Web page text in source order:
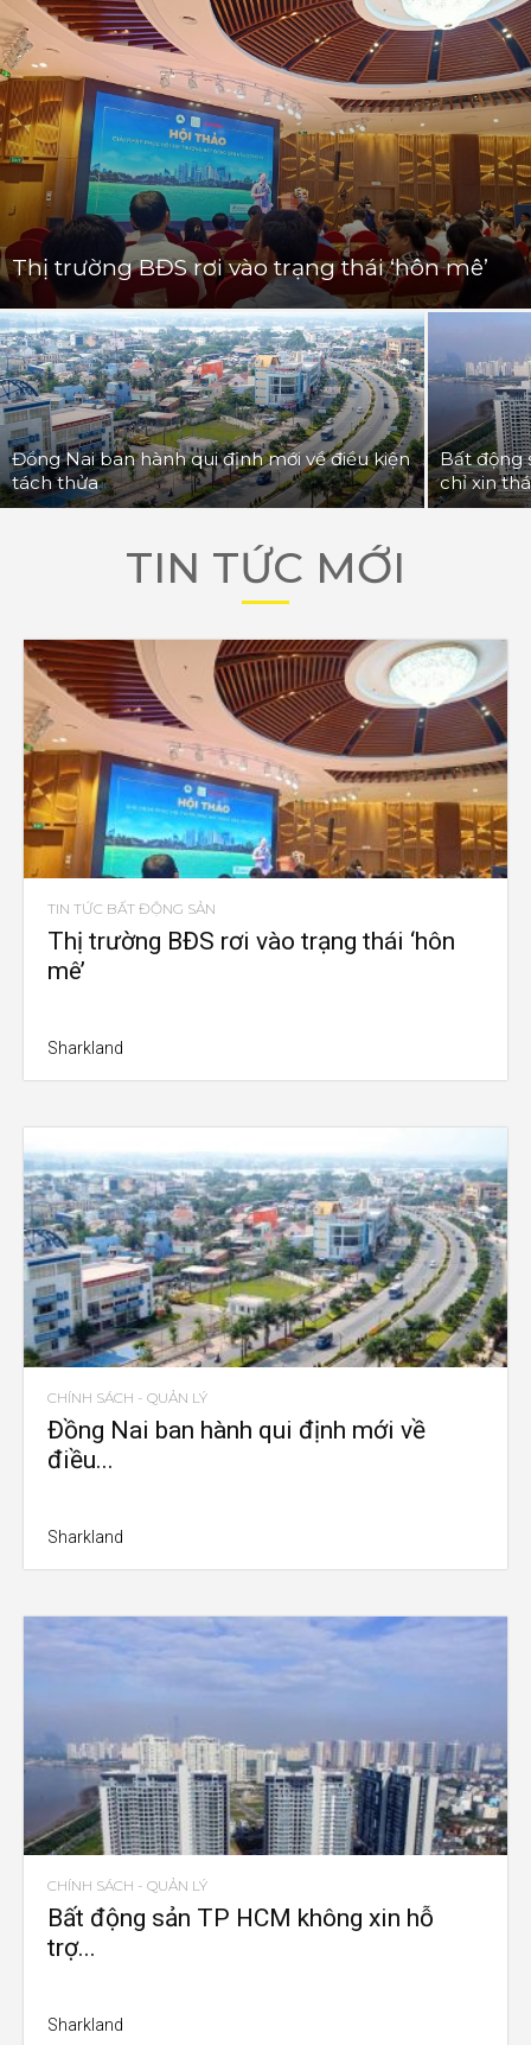
Thị trường BĐS rơi vào trạng thái ‘hôn mê’
Đồng Nai ban hành qui định mới về điều kiện
tách thửa
Bất động
chỉ xin
TIN TỨC MỚI
TIN TỨC BẤT ĐỘNG SẢN
Thị trường BĐS rơi vào trạng thái ‘hôn
mê’
Sharkland
CHÍNH SÁCH - QUẢN LÝ
Đồng Nai ban hành qui định mới về
điều...
Sharkland
CHÍNH SÁCH - QUẢN LÝ
Bất động sản TP HCM không xin hỗ
trợ...
Sharkland